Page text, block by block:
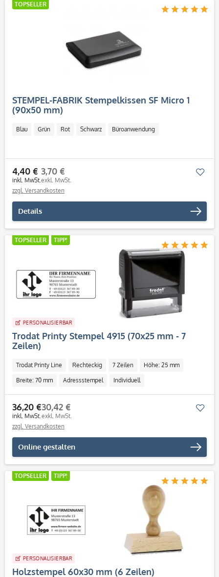
TOPSELLER
STEMPEL-FABRIK Stempelkissen SF Micro 1
(90x50 mm)
Blau Grün Rot Schwarz Büroanwendung
4,40 €
inkl. MwSt.
3,70 €
exkl. MwSt.
zzgl. Versandkosten
Details
TOPSELLER TIPP!
PERSONALISIERBAR
Trodat Printy Stempel 4915 (70x25 mm - 7
Zeilen)
Trodat Printy Line Rechteckig 7 Zeilen Höhe: 25 mm
Breite: 70 mm Adressstempel Individuell
36,20 €
inkl. MwSt.
30,42 €
exkl. MwSt.
zzgl. Versandkosten
Online gestalten
TOPSELLER TIPP!
PERSONALISIERBAR
Holzstempel 60x30 mm (6 Zeilen)